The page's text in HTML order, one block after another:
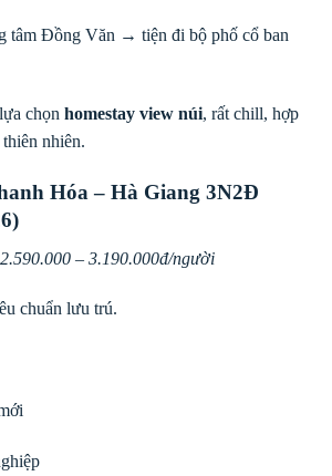
tâm Đồng Văn → tiện đi bộ phố cổ ban
chọn homestay view núi, rất chill, hợp
nhiên.
Hóa – Hà Giang 3N2Đ
2.590.000 – 3.190.000đ/người
chuẩn lưu trú.